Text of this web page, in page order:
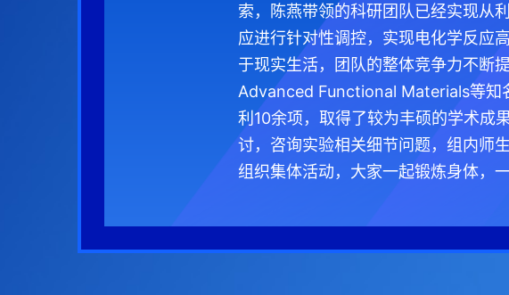
索，陈燕带领的科研团队已经实现从
应进行针对性调控，实现电化学反应
于现实生活，团队的整体竞争力不
Advanced Functional Materials等知
利10余项，取得了较为丰硕的学术成
讨，咨询实验相关细节问题，组内师
组织集体活动，大家一起锻炼身体，